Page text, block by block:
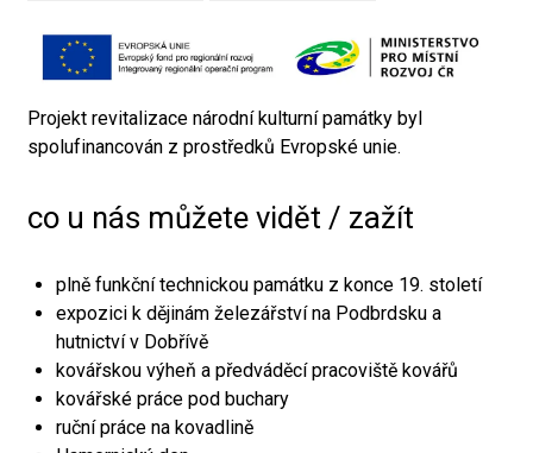
Projekt revitalizace národní kulturní památky byl
spolufinancován z prostředků Evropské unie.
co u nás můžete vidět / zažít
plně funkční technickou památku z konce 19. století
expozici k dějinám železářství na Podbrdsku a
hutnictví v Dobřívě
kovářskou výheň a předváděcí pracoviště kovářů
kovářské práce pod buchary
ruční práce na kovadlině